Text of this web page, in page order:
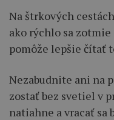
Na štrkových
ako rýchlo sa zotmie
pomôže lepšie čítať
Nezabudnite ani na
zostať bez svetiel v
natiahne a vracať sa